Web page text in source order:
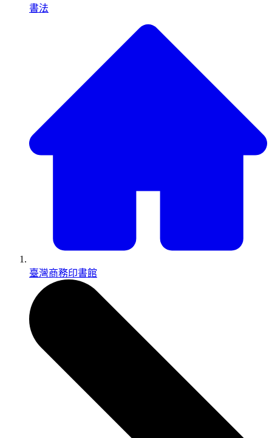
書法
臺灣商務印書館